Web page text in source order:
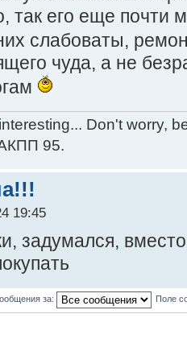
так его еще почти
слабоваты,
чуда, а не
Don't worry,
95.
19:45
задумался,
за: Поле